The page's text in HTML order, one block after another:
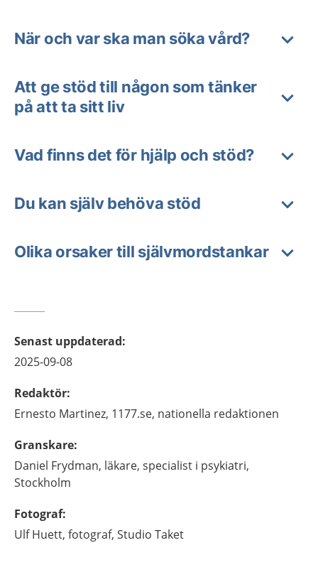
När och var ska man söka vård?
Att ge stöd till någon som tänker
på att ta sitt liv
Vad finns det för hjälp och stöd?
Du kan själv behöva stöd
Olika orsaker till självmordstankar
Senast uppdaterad:
2025-09-08
Redaktör:
Ernesto Martinez, 1177.se, nationella redaktionen
Granskare:
Daniel Frydman, läkare, specialist i psykiatri,
Stockholm
Fotograf:
UlfHuett, fotograf, Studio Taket